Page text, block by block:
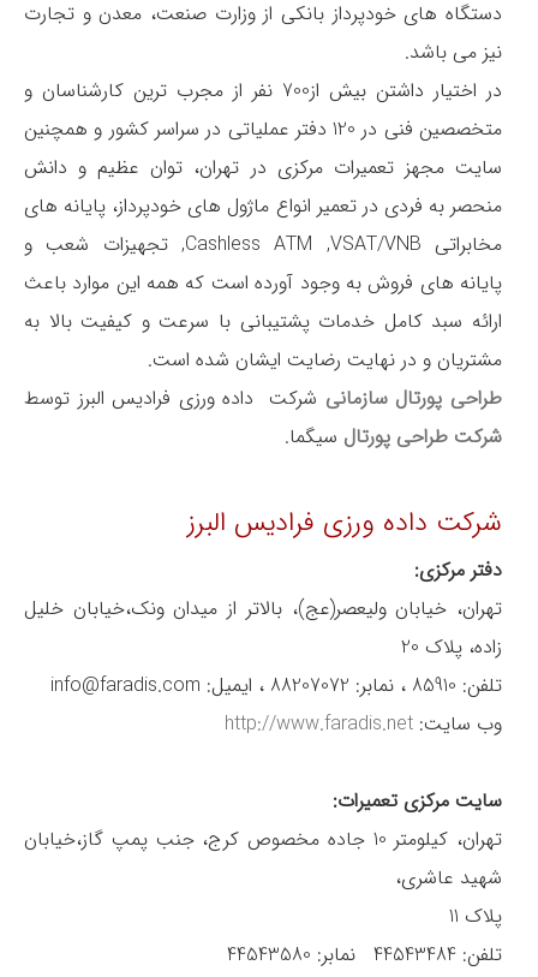
دستگاه های خودپرداز بانکی از وزارت صنعت، معدن و تجارت
نیز می باشد.
در اختیار داشتن بیش از700 نفر از مجرب ترین کارشناسان و
متخصصین فنی در 120 دفتر عملیاتی در سراسر کشور و همچنین
سایت مجهز تعمیرات مرکزی در تهران، توان عظیم و دانش
منحصر به فردی در تعمیر انواع ماژول های خودپرداز، پایانه های
مخابراتی Cashless ATM ,VSAT/VNB, تجهیزات شعب و
پایانه های فروش به وجود آورده است که همه این موارد باعث
ارائه سبد کامل خدمات پشتیبانی با سرعت و کیفیت بالا به
مشتریان و در نهایت رضایت ایشان شده است.
طراحی پورتال سازمانی شرکت داده ورزی فرادیس البرز توسط
شرکت طراحی پورتال سیگما.
شرکت داده ورزی فرادیس البرز
دفتر مرکزی:
تهران، خیابان ولیعصر(عج)، بالاتر از میدان ونک،خیابان خلیل
زاده، پلاک 20
تلفن: 85910 ، نمابر: 88207072 ، ایمیل: info@faradis.com
وب سایت: http://www.faradis.net
سایت مرکزی تعمیرات:
تهران، کیلومتر 10 جاده مخصوص کرج، جنب پمپ گاز،خیابان
شهید عاشری،
پلاک 11
تلفن: 44543484 نمابر: 44543580